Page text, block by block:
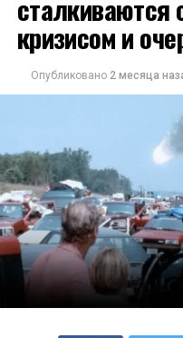
сталкиваются
кризисом и
Опубликовано 2 месяца